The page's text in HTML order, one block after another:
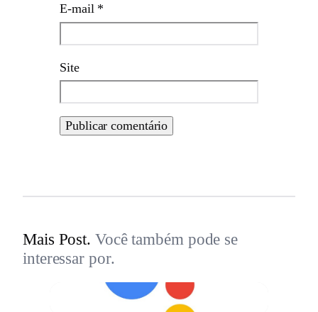
E-mail *
Site
Mais Post. Você também pode se
interessar por.